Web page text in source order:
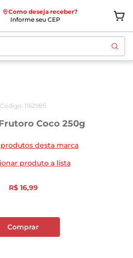
Como deseja receber?
Informe seu CEP
Código: 1162985
Coco 250g
desta marca
produto a lista
R$ 16,99
Comprar